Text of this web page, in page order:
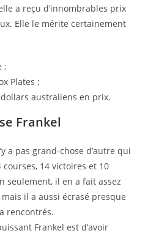
a reçu d’innombrables prix
Elle le mérite certainement
;
Plates ;
australiens en prix.
Frankel
a pas grand-chose d’autre qui
14 victoires et 10
seulement, il en a fait assez
il a aussi écrasé presque
rencontrés.
Frankel est d’avoir